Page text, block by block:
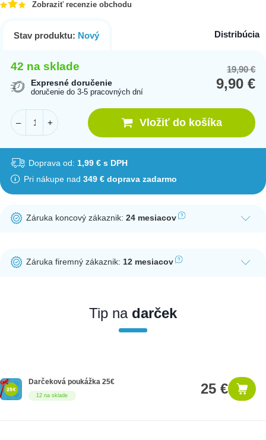
Zobraziť recenzie obchodu
Stav produktu: Nový Distribúcia
42 na sklade
Expresné doručenie
doručenie do 3-5 pracovných dní
19,90€
9,90€
–
+ Vložiť do košíka
Doprava od: 1,99 € s DPH
Pri nákupe nad 349 € doprava zadarmo
Záruka koncový zákaznik:24 mesiacov
potrebná registrácia zákazníckeho účtu.
Záruka firemný zákaznik:12 mesiacov
nakupovať ako firemný zákazník, musíte sa pred nákupom
registrovať. Registrácia podlieha overeniu.
Tip nadarček
12 na sklade
Darčeková poukážka 25€ 25 €